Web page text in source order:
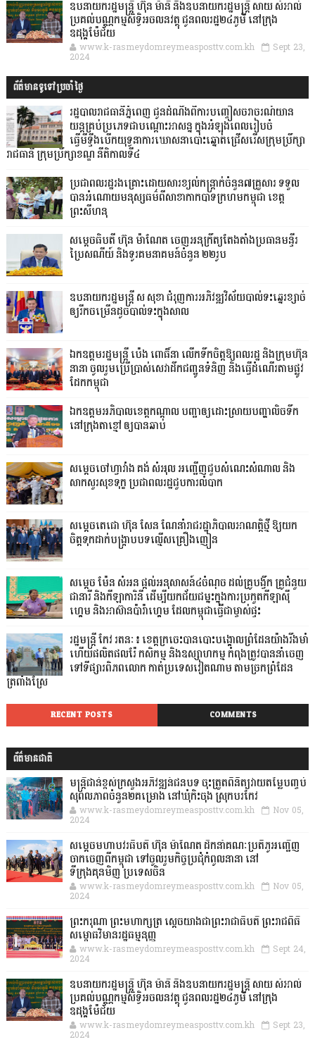
ឧបនាយករដ្ឋមន្ដ្រី ហ៊ុន ម៉ានី និងឧបនាយករដ្ឋមន្ដ្រី សាយ សំអាល់
ប្រគល់បណ្ណកម្មសិទ្ធិអចលនវត្ថុ ជូនពលរដ្ឋ២៤ភូមិ នៅក្រុង
ឧដុង្គម៉ែជ័យ
www.k-rasmeydomreymeasposttv.com.kh Sept 23,
2024
ព័ត៌មានទូទៅប្រចាំថ្ងៃ
រដ្ឋបាលរាជធានីភ្នំពេញ ជូនដំណឹងពីការបញ្ចៀសចរាចរណ៍យាន
យន្តគ្រប់ប្រភេទជាបណ្តោះអាសន្ន ក្នុងអំឡុងពេលរៀបចំ
ធ្វើមីទ្ទីងបើកយុទ្ធនាការឃោសនាបោះឆ្នោតជ្រើសរើសក្រុមប្រឹក្សា
រាជធានី ក្រុមប្រឹក្សាខណ្ឌ នីតិកាលទី៤
ប្រជាពលរដ្ឋរងគ្រោះដោយសារខ្យល់កន្ត្រាក់ចំនួន៧គ្រួសារ ទទួល
បានអំណោយមនុស្សធម៌ពីសាខាកាកបាទក្រហមកម្ពុជា ខេត្ត
ព្រះសីហនុ
សម្តេចធិបតី ហ៊ុន ម៉ាណែត ចេញអនុក្រឹត្យតែងតាំងប្រធានមន្ទីរ
ប្រៃសណីយ៍ និងទូរគមនាគមន៍ចំនួន ២២រូប
ឧបនាយករដ្ឋមន្ដ្រី ស សុខា ជំរុញការអភិវឌ្ឍវិស័យបាល់ទះឆ្នេរខ្សាច់
ឲ្យរីកចម្រើនដូចបាល់ទះក្នុងសាល
ឯកឧត្តមរដ្ឋមន្ត្រី ប៉េង ពោធិ៍នា លើកទឹកចិត្តឱ្យពលរដ្ឋ និងក្រុមហ៊ុន
នានា ចូលរួមប្រើប្រាស់សេវាដឹកជញ្ជូនទំនិញ និងធ្វើដំណើរតាមផ្លូវ
ដែកកម្ពុជា
ឯកឧត្តមអភិបាលខេត្តកណ្ដាល បញ្ជាឲ្យដោះស្រាយបញ្ហាលិចទឹក
នៅក្រុងតាខ្មៅ ឲ្យបានឆាប់
សម្តេចចៅហ្វាវាំង គង់ សំអុល អញ្ជើញជួបសំណេះសំណាល និង
សាកសួរសុខទុក្ខ ប្រជាពលរដ្ឋជួបការលំបាក
សម្តេចតេជោ ហ៊ុន សែន ណែនាំរាជរដ្ឋាភិបាលអាណត្តិថ្មី ឱ្យយក
ចិត្តទុកដាក់បង្ក្រាបបទល្មើសគ្រឿងញៀន
សម្តេច ម៉ែន សំអន ផ្តល់អនុសាសន៍៤ចំណុច ដល់គ្រូបង្វឹក គ្រូជំនួយ
ជានារី និងកីឡាការិនី ដើម្បីយកជ័យជម្នះក្នុងការប្រកួតកីឡាស៊ី
ហ្គេម និងអាស៊ានប៉ារ៉ាហ្គេម ដែលកម្ពុជាធ្វើជាម្ចាស់ផ្ទះ
រដ្ឋមន្ត្រី កែវ រតនៈ៖ ខេត្តក្រចេះបានបោះបង្គោលព្រំដែនយ៉ាងរឹងមាំ
ហើយផលិតផលរ៉ែ កសិកម្ម និងឧស្សាហកម្ម កំពុងត្រូវបាននាំចេញ
ទៅទីផ្សារពិភពលោក កាត់ប្រទេសវៀតណាម តាមច្រកព្រំដែន
ត្រពាំងស្រែ
RECENT POSTS COMMENTS
ព័ត៌មានជាតិ
មន្ត្រីជាន់ខ្ពស់ក្រសួងអភិវឌ្ឍន៍ជនបទ ចុះត្រួតពិនិត្យវាយតម្លៃបញ្ចប់
សុពលភាពចំនួន២គម្រោង នៅឃុំកិះចុង ស្រុកបរកែវ
www.k-rasmeydomreymeasposttv.com.kh Nov 05,
2024
សម្តេចមហាបវរធិបតី ហ៊ុន ម៉ាណែត ដឹកនាំគណៈប្រតិភូអញ្ជើញ
ចាកចេញពីកម្ពុជា ទៅចូលរួមកិច្ចប្រជុំកំពូលនានា នៅ
ទីក្រុងគុនមិញ ប្រទេសចិន
www.k-rasmeydomreymeasposttv.com.kh Nov 05,
2024
ព្រះករុណា ព្រះមហាក្សត្រ ស្តេចយាងជាព្រះរាជាធិបតី ព្រះរាជពិធី
សម្ពោធវិមានរដ្ឋធម្មនុញ្ញ
www.k-rasmeydomreymeasposttv.com.kh Sept 24,
2024
ឧបនាយករដ្ឋមន្ដ្រី ហ៊ុន ម៉ានី និងឧបនាយករដ្ឋមន្ដ្រី សាយ សំអាល់
ប្រគល់បណ្ណកម្មសិទ្ធិអចលនវត្ថុ ជូនពលរដ្ឋ២៤ភូមិ នៅក្រុង
ឧដុង្គម៉ែជ័យ
www.k-rasmeydomreymeasposttv.com.kh Sept 23,
2024